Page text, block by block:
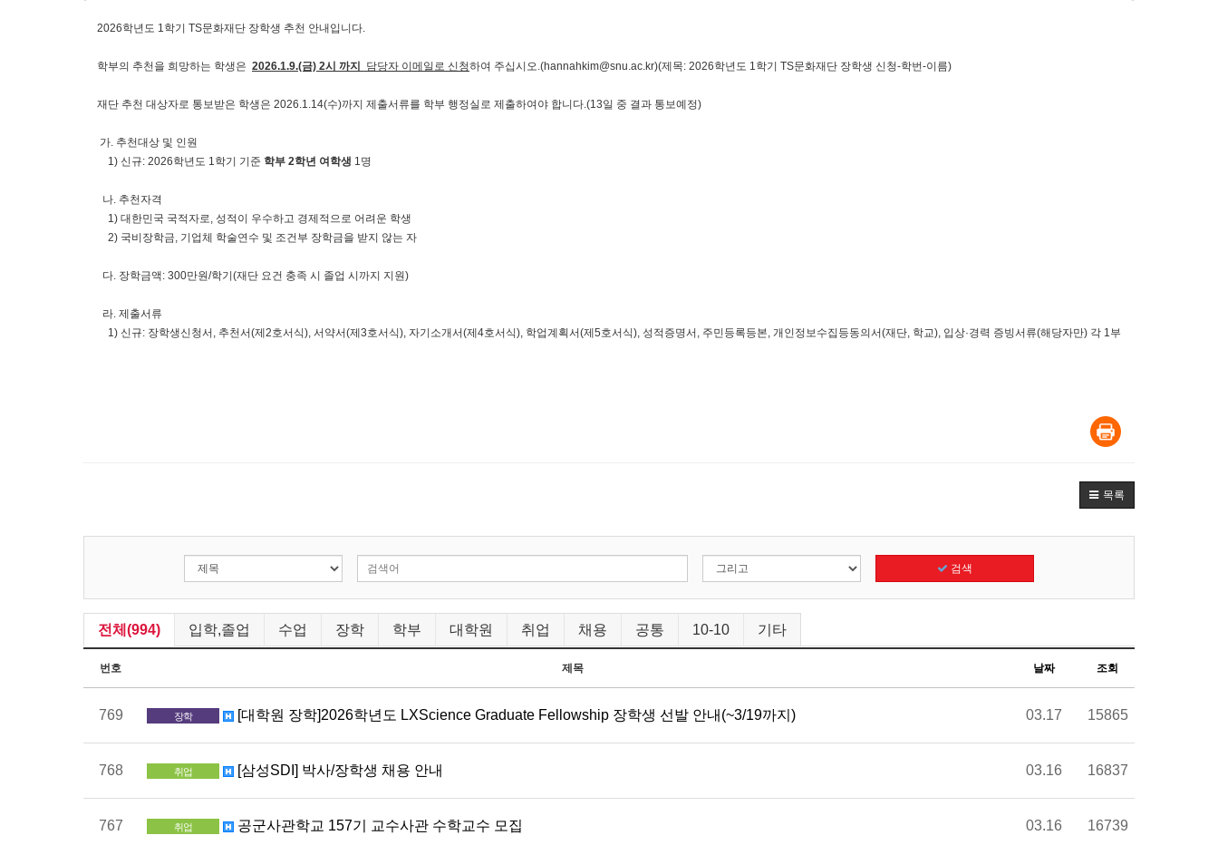
2026학년도 1학기 TS문화재단 장학생 추천 안내입니다.
학부의 추천을 희망하는 학생은 2026.1.9.(금) 2시 까지 담당자 이메일로 신청하여 주십시오.(hannahkim@snu.ac.kr)(제목: 2026학년도 1학기 TS문화재단 장학생 신청-학번-이름)
재단 추천 대상자로 통보받은 학생은 2026.1.14(수)까지 제출서류를 학부 행정실로 제출하여야 합니다.(13일 중 결과 통보예정)
가. 추천대상 및 인원
1) 신규: 2026학년도 1학기 기준 학부 2학년 여학생 1명
나. 추천자격
1) 대한민국 국적자로, 성적이 우수하고 경제적으로 어려운 학생
2) 국비장학금, 기업체 학술연수 및 조건부 장학금을 받지 않는 자
다. 장학금액: 300만원/학기(재단 요건 충족 시 졸업 시까지 지원)
라. 제출서류
1) 신규: 장학생신청서, 추천서(제2호서식), 서약서(제3호서식), 자기소개서(제4호서식), 학업계획서(제5호서식), 성적증명서, 주민등록등본, 개인정보수집등동의서(재단, 학교), 입상·경력 증빙서류(해당자만) 각 1부
목록
검색
전체(994) 입학,졸업 수업 장학 학부 대학원 취업 채용 공통 10-10 기타
번호 제목 날짜 조회
769 장학 [대학원 장학]2026학년도 LXScience Graduate Fellowship 장학생 선발 안내(~3/19까지) 03.17 15865
768 취업 [삼성SDI] 박사/장학생 채용 안내 03.16 16837
767 취업 공군사관학교 157기 교수사관 수학교수 모집 03.16 16739